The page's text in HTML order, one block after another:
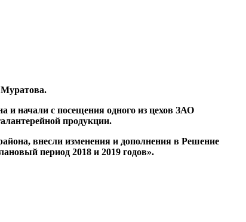
Муратова.
и начали с посещения одного из цехов ЗАО
продукции.
внесли изменения и дополнения в Решение
период 2018 и 2019 годов».